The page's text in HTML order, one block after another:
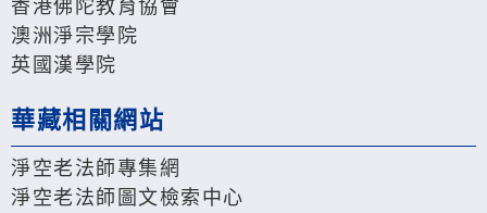
香港佛陀教育協會
澳洲淨宗學院
英國漢學院
華藏相關網站
淨空老法師專集網
淨空老法師圖文檢索中心